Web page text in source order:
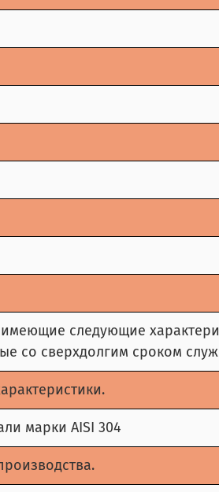
следующие
со сверхдолгим сроком
марки AISI 304